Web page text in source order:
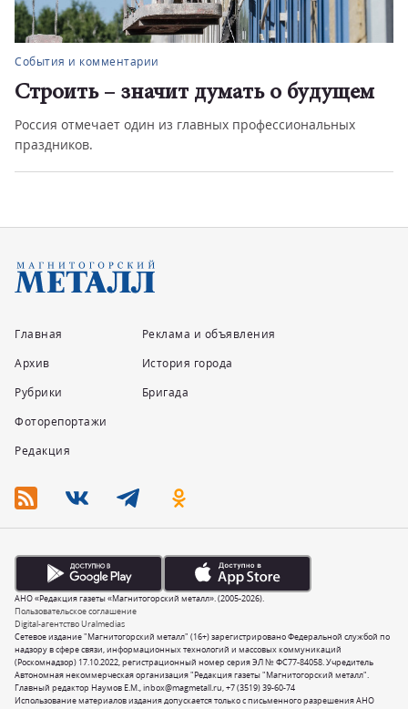
События и комментарии
Строить – значит думать о будущем
Россия отмечает один из главных профессиональных
праздников.
Главная
Архив
Рубрики
Фоторепортажи
Редакция
Реклама и объявления
История города
Бригада
Сетевое издание "Магнитогорский металл" (16+) зарегистрировано Федеральной службой по
надзору в сфере связи, информационных технологий и массовых коммуникаций
(Роскомнадзор) 17.10.2022, регистрационный номер серия ЭЛ № ФС77-84058. Учредитель
Автономная некоммерческая организация "Редакция газеты "Магнитогорский металл".
Главный редактор Наумов Е.М.,inbox@magmetall.ru,+7 (3519) 39-60-74
Использование материалов издания допускается только с письменного разрешения АНО
Пользовательское соглашение
Digital-агентство Uralmedias
АНО «Редакция газеты «Магнитогорский металл». (2005-2026).